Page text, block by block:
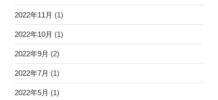
2022年11月 (1)
2022年10月 (1)
2022年9月 (2)
2022年7月 (1)
2022年5月 (1)